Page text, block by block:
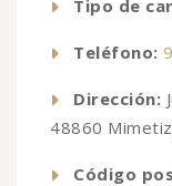
Tipo de
Teléfono:
Dirección:
48860
Código